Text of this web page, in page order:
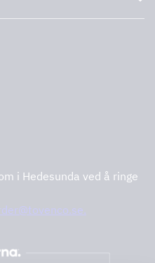
i Hedesunda ved å ringe